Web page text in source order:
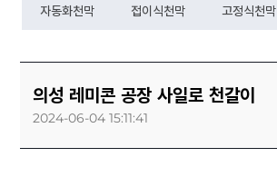
자동화천막 접이식천막 고정식천막
의성 레미콘 공장 사일로 천갈이
2024-06-04 15:11:41